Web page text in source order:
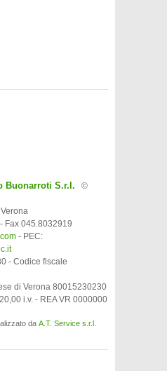
Buonarroti S.r.l. ©
- Fax 045.8032919
- PEC:
- Codice fiscale
di Verona 80015230230
i.v. - REA VR 0000000
da A.T. Service s.r.l.